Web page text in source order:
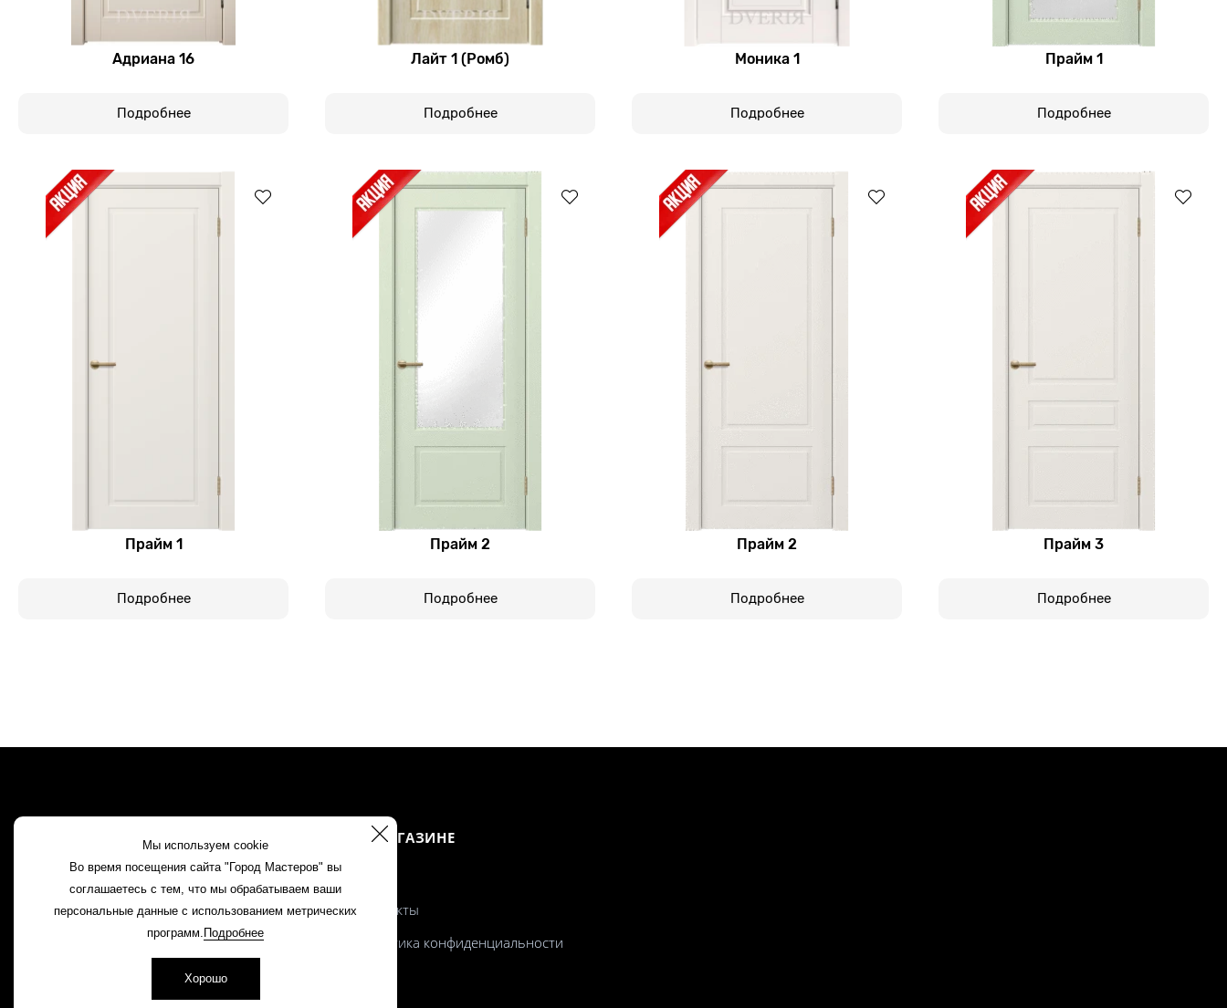
Адриана 16
Подробнее
Лайт 1 (Ромб)
Подробнее
Моника 1
Подробнее
Прайм 1
Подробнее
Прайм 1
Подробнее
Прайм 2
Подробнее
Прайм 2
Подробнее
Прайм 3
Подробнее
Мы используем cookie
Во время посещения сайта "Город Мастеров" вы
соглашаетесь с тем, что мы обрабатываем ваши
персональные данные с использованием метрических
программ. Подробнее
Хорошо
+7 960 163 81 88
8 (83145) 2 11 85
О МАГАЗИНЕ
Контакты
Политика конфиденциальности